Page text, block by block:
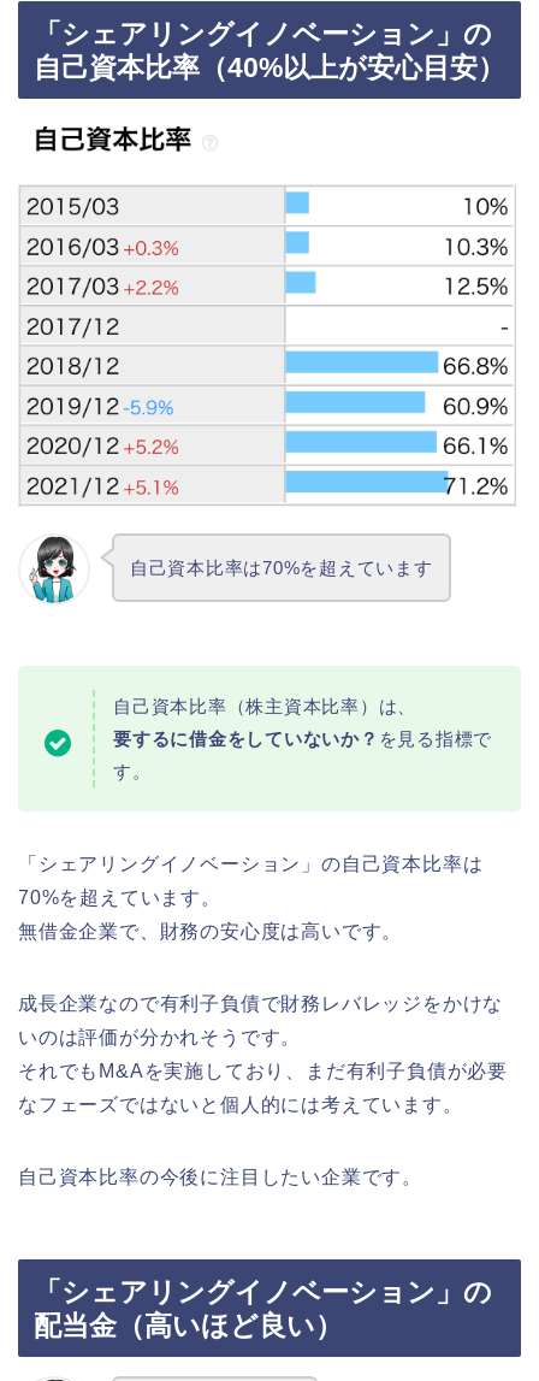
「シェアリングイノベーション」の
自己資本比率（40%以上が安心目安）
自己資本比率は70%を超えています
自己資本比率（株主資本比率）は、
要するに借金をしていないか？ を見る指標で
す。
「シェアリングイノベーション」の自己資本比率は
70%を超えています。
無借金企業で、財務の安心度は高いです。
成長企業なので有利子負債で財務レバレッジをかけな
いのは評価が分かれそうです。
それでもM&Aを実施しており、まだ有利子負債が必要
なフェーズではないと個人的には考えています。
自己資本比率の今後に注目したい企業です。
「シェアリングイノベーション」の
配当金（高いほど良い）